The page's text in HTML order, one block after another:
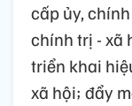
cấp ủy,
chính trị - xã
triển khai
xã hội; đẩy